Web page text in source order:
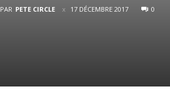
PAR PETE CIRCLE 17 DÉCEMBRE 2017 0